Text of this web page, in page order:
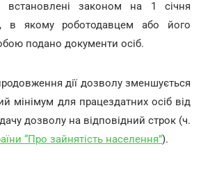
встановлені законом на 1 січня
в якому роботодавцем або його
подано документи осіб.
дії дозволу зменшується
мінімум для працездатних осіб від
дозволу на відповідний строк (ч.
“Про зайнятість населення”).